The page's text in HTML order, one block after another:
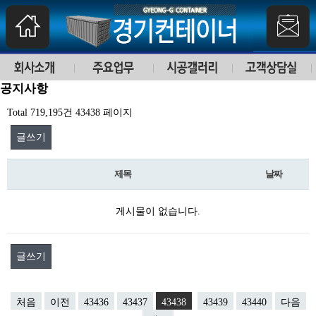
공지사항
Total 719,195건 43438 페이지
글쓰기
제목 날짜
게시물이 없습니다.
글쓰기
처음 이전 43436 43437 43438 43439 43440
다음